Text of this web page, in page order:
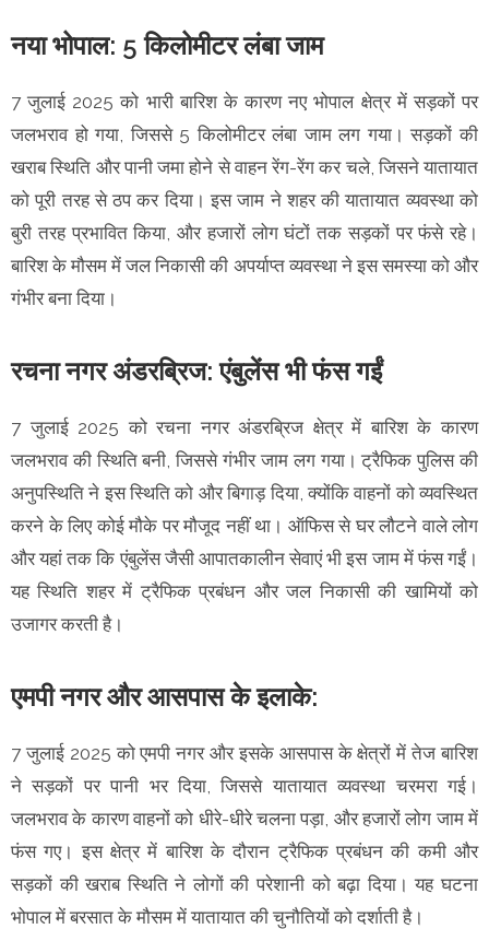
नया भोपाल: 5 किलोमीटर लंबा जाम
7 जुलाई 2025 को भारी बारिश के कारण नए भोपाल क्षेत्र में सड़कों पर
जलभराव हो गया, जिससे 5 किलोमीटर लंबा जाम लग गया। सड़कों की
खराब स्थिति और पानी जमा होने से वाहन रेंग-रेंग कर चले, जिसने यातायात
को पूरी तरह से ठप कर दिया। इस जाम ने शहर की यातायात व्यवस्था को
बुरी तरह प्रभावित किया, और हजारों लोग घंटों तक सड़कों पर फंसे रहे।
बारिश के मौसम में जल निकासी की अपर्याप्त व्यवस्था ने इस समस्या को और
गंभीर बना दिया।
रचना नगर अंडरब्रिज: एंबुलेंस भी फंस गईं
7 जुलाई 2025 को रचना नगर अंडरब्रिज क्षेत्र में बारिश के कारण
जलभराव की स्थिति बनी, जिससे गंभीर जाम लग गया। ट्रैफिक पुलिस की
अनुपस्थिति ने इस स्थिति को और बिगाड़ दिया, क्योंकि वाहनों को व्यवस्थित
करने के लिए कोई मौके पर मौजूद नहीं था। ऑफिस से घर लौटने वाले लोग
और यहां तक कि एंबुलेंस जैसी आपातकालीन सेवाएं भी इस जाम में फंस गईं।
यह स्थिति शहर में ट्रैफिक प्रबंधन और जल निकासी की खामियों को
उजागर करती है।
एमपी नगर और आसपास के इलाके:
7 जुलाई 2025 को एमपी नगर और इसके आसपास के क्षेत्रों में तेज बारिश
ने सड़कों पर पानी भर दिया, जिससे यातायात व्यवस्था चरमरा गई।
जलभराव के कारण वाहनों को धीरे-धीरे चलना पड़ा, और हजारों लोग जाम में
फंस गए। इस क्षेत्र में बारिश के दौरान ट्रैफिक प्रबंधन की कमी और
सड़कों की खराब स्थिति ने लोगों की परेशानी को बढ़ा दिया। यह घटना
भोपाल में बरसात के मौसम में यातायात की चुनौतियों को दर्शाती है।